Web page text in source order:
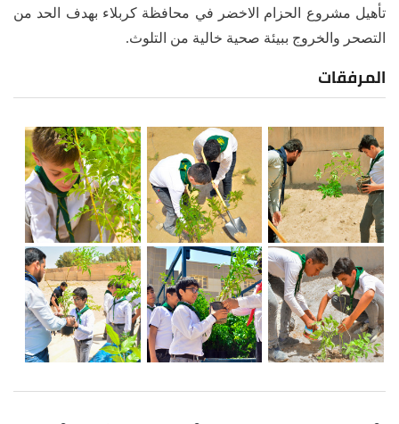
تأهيل مشروع الحزام الاخضر في محافظة كربلاء بهدف الحد من
التصحر والخروج ببيئة صحية خالية من التلوث.
المرفقات